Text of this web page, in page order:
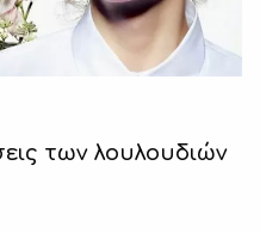
των λουλουδιών